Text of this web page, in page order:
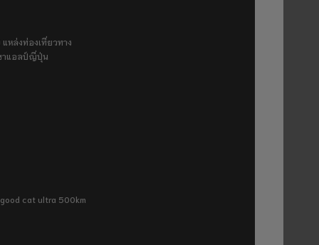
แหล่งท่องเที่ยวทาง
าแอลป์ญี่ปุ่น
cat ultra 500km